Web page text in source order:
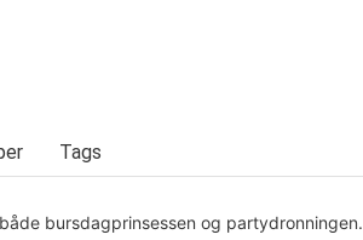
Tags
bursdagprinsessen og partydronningen.